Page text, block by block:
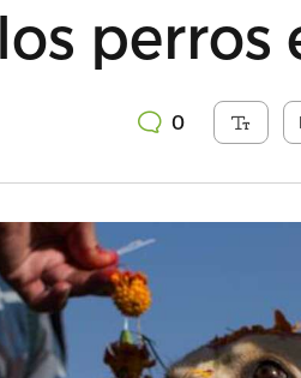
perros
0